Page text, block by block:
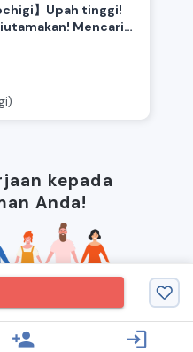
】Upah tinggi!
Mencari
kepada
Anda!
person_add login